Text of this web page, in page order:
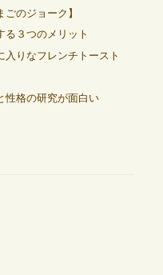
のジョーク】
る３つのメリット
入りなフレンチトースト
性格の研究が面白い